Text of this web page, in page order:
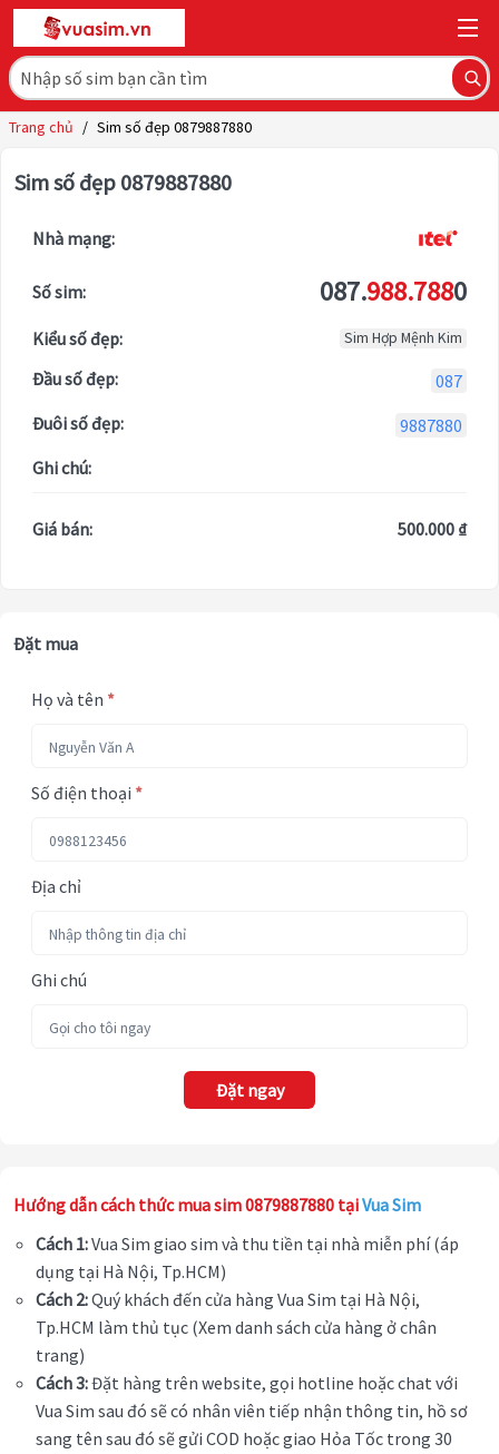
Trang chủ / Sim số đẹp 0879887880
Sim số đẹp 0879887880
Nhà mạng:
Số sim: 087.988.7880
Kiểu số đẹp: Sim Hợp Mệnh Kim
Đầu số đẹp:
087
Đuôi số đẹp:
9887880
Ghi chú:
Giá bán: 500.000 ₫
Đặt mua
Họ và tên *
Số điện thoại *
Địa chỉ
Ghi chú
Đặt ngay
Hướng dẫn cách thức mua sim 0879887880 tạiVua Sim
Cách 1:Vua Sim giao sim và thu tiền tại nhà miễn phí (áp
dụng tại Hà Nội, Tp.HCM)
Cách 2:Quý khách đến cửa hàng Vua Sim tại Hà Nội,
Tp.HCM làm thủ tục (Xem danh sách cửa hàng ở chân
trang)
Cách 3:Đặt hàng trên website, gọi hotline hoặc chat với
Vua Sim sau đó sẽ có nhân viên tiếp nhận thông tin, hồ sơ
sang tên sau đó sẽ gửi COD hoặc giao Hỏa Tốc trong 30